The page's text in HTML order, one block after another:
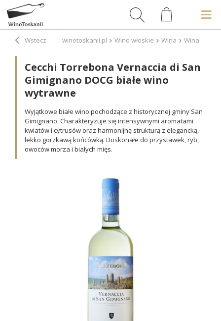
Wstecz winotoskanii.pl Wino włoskie Wina Wina białe
Cecchi Torrebona Vernaccia di San
Gimignano DOCG białe wino
wytrawne
Wyjątkowe białe wino pochodzące z historycznej gminy San
Gimignano. Charakteryzuje się intensywnymi aromatami
kwiatów i cytrusów oraz harmonijną strukturą z elegancką,
lekko gorzkawą końcówką. Doskonałe do przystawek, ryb,
owoców morza i białych mięs.